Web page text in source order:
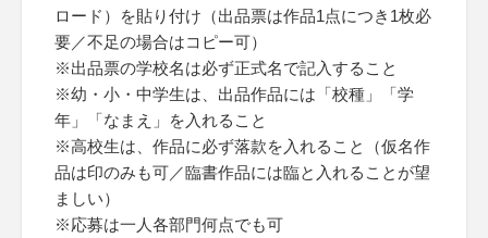
ロード）を貼り付け（出品票は作品1点につき1枚必
要／不足の場合はコピー可）
※出品票の学校名は必ず正式名で記入すること
※幼・小・中学生は、出品作品には「校種」「学
年」「なまえ」を入れること
※高校生は、作品に必ず落款を入れること（仮名作
品は印のみも可／臨書作品には臨と入れることが望
ましい）
※応募は一人各部門何点でも可